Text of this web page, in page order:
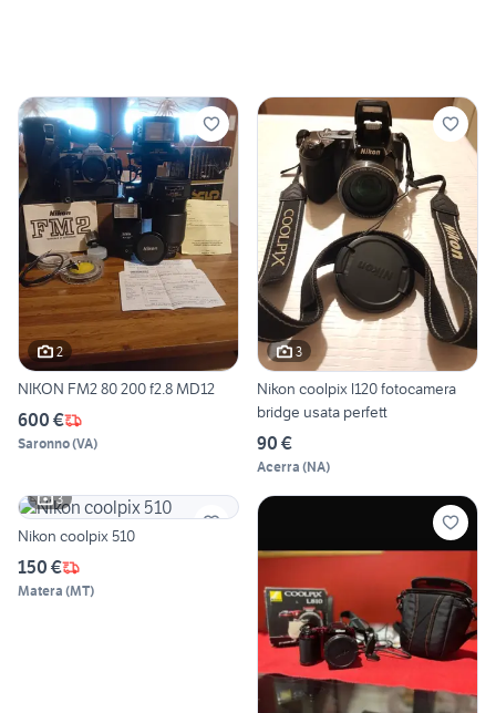
2
NIKON FM2 80 200 f2.8 MD12
600 €
Saronno(VA)
3
Nikon coolpix l120 fotocamera
bridge usata perfett
90 €
Acerra (NA)
3
Nikon coolpix 510
150 €
Matera (MT)